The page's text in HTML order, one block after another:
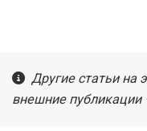
Другие статьи на
внешние публикации